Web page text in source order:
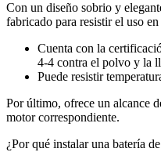
Con un diseño sobrio y
fabricado para resistir el uso
Cuenta con la
4-4 contra el polvo y la
Puede resistir
Por último, ofrece un alcance
motor correspondiente.
¿Por qué instalar una batería